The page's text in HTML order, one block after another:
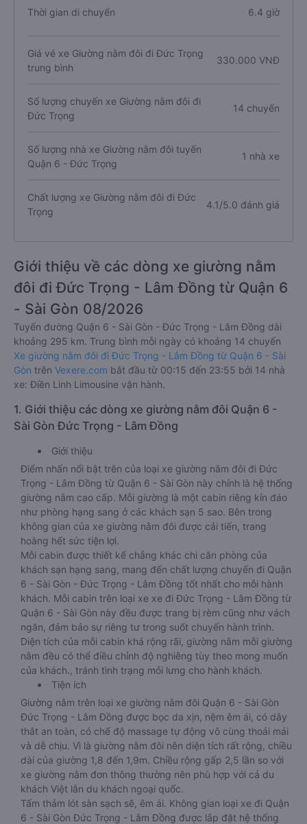
Thời gian di chuyển 6.4 giờ
Giá vé xe Giường nằm đôi đi Đức Trọng
trung bình
330.000 VNĐ
Số lượng chuyến xe Giường nằm đôi đi
Đức Trọng
14 chuyến
Số lượng nhà xe Giường nằm đôi tuyến
Quận 6 - Đức Trọng
1 nhà xe
Chất lượng xe Giường nằm đôi đi Đức
Trọng
4.1/5.0 đánh giá
Giới thiệu về các dòng xe giường nằm
đôi đi Đức Trọng - Lâm Đồng từ Quận 6
- Sài Gòn 08/2026
Tuyến đường Quận 6 - Sài Gòn - Đức Trọng - Lâm Đồng dài
khoảng 295 km. Trung bình mỗi ngày có khoảng 14 chuyến
Xe giường nằm đôi đi Đức Trọng - Lâm Đồng từ Quận 6 - Sài
Gòn trên Vexere.com bắt đầu từ 00:15 đến 23:55 bởi 14 nhà
xe: Điền Linh Limousine vận hành.
1. Giới thiệu các dòng xe giường nằm đôi Quận 6 -
Sài Gòn Đức Trọng - Lâm Đồng
Giới thiệu
Điểm nhấn nổi bật trên của loại xe giường nằm đôi đi Đức
Trọng - Lâm Đồng từ Quận 6 - Sài Gòn này chính là hệ thống
giường nằm cao cấp. Mỗi giường là một cabin riêng kín đáo
như phòng hạng sang ở các khách sạn 5 sao. Bên trong
không gian của xe giường nằm đôi được cải tiến, trang
hoàng hết sức tiện lợi.
Mỗi cabin được thiết kế chẳng khác chi căn phòng của
khách sạn hạng sang, mang đến chất lượng chuyến đi Quận
6 - Sài Gòn - Đức Trọng - Lâm Đồng tốt nhất cho mỗi hành
khách. Mỗi cabin trên loại xe xe đi Đức Trọng - Lâm Đồng từ
Quận 6 - Sài Gòn này đều được trang bị rèm cũng như vách
ngăn, đảm bảo sự riêng tư trong suốt chuyến hành trình.
Diện tích của mỗi cabin khá rộng rãi, giường nằm mỗi giường
nằm đều có thể điều chỉnh độ nghiêng tùy theo mong muốn
của khách., tránh tình trạng mỏi lưng cho hành khách.
Tiện ích
Giường nằm trên loại xe giường nằm đôi Quận 6 - Sài Gòn
Đức Trọng - Lâm Đồng được bọc da xịn, nệm êm ái, có dây
thắt an toàn, có chế độ massage tự động vô cùng thoải mái
và dễ chịu. Vì là giường nằm đôi nên diện tích rất rộng, chiều
dài của giường 1,8 đến 1,9m. Chiều rộng gấp 2,5 lần so với
xe giường nằm đơn thông thường nên phù hợp với cả du
khách Việt lẫn du khách ngoại quốc.
Tấm thảm lót sàn sạch sẽ, êm ái. Không gian loại xe đi Quận
6 - Sài Gòn Đức Trọng - Lâm Đồng được lắp đặt hệ thống